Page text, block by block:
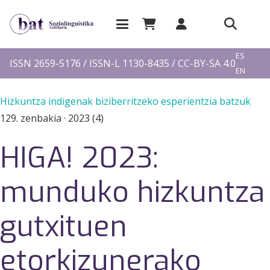
ISSN 2659-5176 / ISSN-L 1130-8435 / CC-BY-SA 4.0
ES
EN
Hizkuntza indigenak biziberritzeko esperientzia batzuk
129. zenbakia · 2023 (4)
HIGA! 2023:
munduko hizkuntza
gutxituen
etorkizunerako